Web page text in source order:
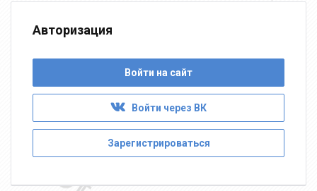
Авторизация
Войти на сайт
Войти через ВК
Зарегистрироваться